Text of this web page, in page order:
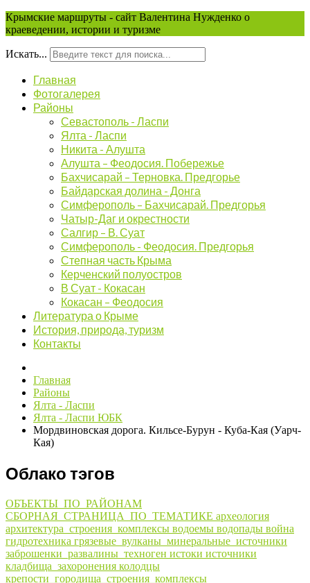
Крымские маршруты - сайт Валентина Нужденко о
краеведении, истории и туризме
Искать...
Главная
Фотогалерея
Районы
Севастополь - Ласпи
Ялта - Ласпи
Никита - Алушта
Алушта – Феодосия. Побережье
Бахчисарай – Терновка. Предгорье
Байдарская долина - Донга
Симферополь – Бахчисарай. Предгорья
Чатыр-Даг и окрестности
Салгир – В. Суат
Симферополь - Феодосия. Предгорья
Степная часть Крыма
Керченский полуостров
В Суат - Кокасан
Кокасан – Феодосия
Литература о Крыме
История, природа, туризм
Контакты
Главная
Районы
Ялта - Ласпи
Ялта - Ласпи ЮБК
Мордвиновская дорога. Кильсе-Бурун - Куба-Кая (Уарч-
Кая)
Облако тэгов
ОБЪЕКТЫ_ПО_РАЙОНАМ
СБОРНАЯ_СТРАНИЦА_ПО_ТЕМАТИКЕ археология
архитектура_строения_комплексы водоемы водопады война
гидротехника грязевые_вулканы_минеральные_источники
заброшенки_развалины_техноген истоки источники
кладбища_захоронения колодцы
крепости_городища_строения_комплексы